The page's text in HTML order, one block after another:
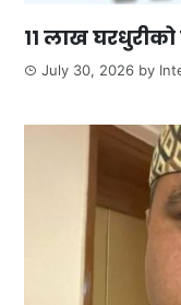
११ लाख घरधुरीको
July 30, 2026 by